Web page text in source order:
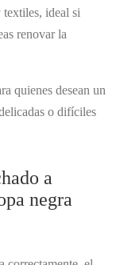
textiles, ideal si
renovar la
quienes desean un
o difíciles
a
negra